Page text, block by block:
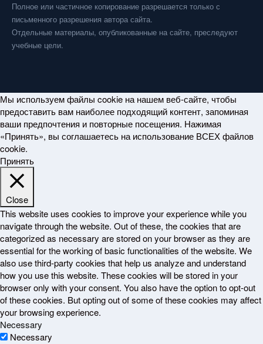
Полное или частичное копирование разрешается только с
письменного разрешения автора сайта.
Отдельные материалы, опубликованные на сайте, преследуют
учебные цели.
Мы используем файлы cookie на нашем веб-сайте, чтобы
предоставить вам наиболее подходящий контент, запоминая
ваши предпочтения и повторные посещения. Нажимая
«Принять», вы соглашаетесь на использование ВСЕХ файлов
cookie.
Принять
Close
This website uses cookies to improve your experience while you
navigate through the website. Out of these, the cookies that are
categorized as necessary are stored on your browser as they are
essential for the working of basic functionalities of the website. We
also use third-party cookies that help us analyze and understand
how you use this website. These cookies will be stored in your
browser only with your consent. You also have the option to opt-out
of these cookies. But opting out of some of these cookies may affect
your browsing experience.
Necessary
Necessary